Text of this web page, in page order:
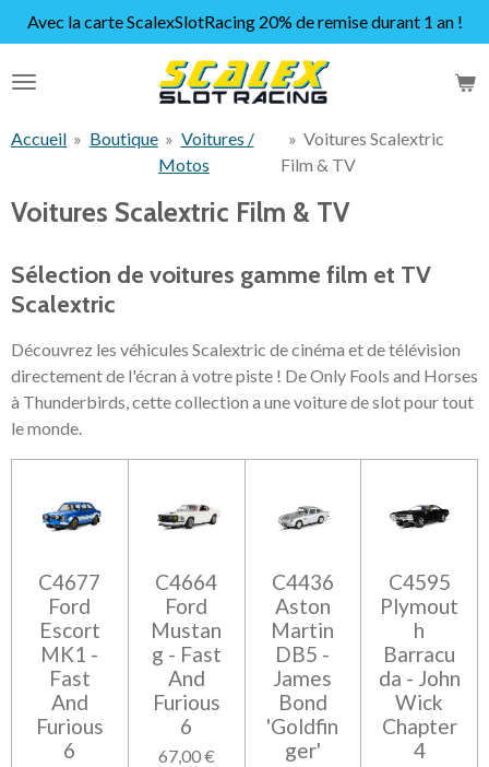
Passer
au
contenu
Avec la carte ScalexSlotRacing 20% de remise durant 1 an !
Accueil » Boutique » Voitures /
Motos
» Voitures Scalextric
Film & TV
Voitures Scalextric Film & TV
Sélection de voitures gamme film et TV
Scalextric
Découvrez les véhicules Scalextric de cinéma et de télévision
directement de l'écran à votre piste ! De Only Fools and Horses
à Thunderbirds, cette collection a une voiture de slot pour tout
le monde.
C4677
Ford
Escort
MK1 -
Fast
And
Furious
6
C4664
Ford
Mustan
g - Fast
And
Furious
6
67,00 €
C4436
Aston
Martin
DB5 -
James
Bond
'Goldfin
ger'
C4595
Plymout
h
Barracu
da - John
Wick
Chapter
4